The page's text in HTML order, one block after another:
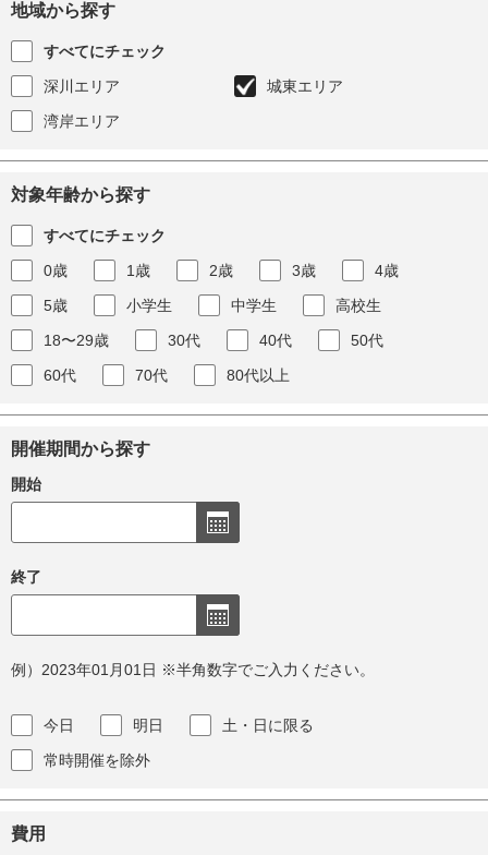
地域から探す
すべてにチェック
深川エリア
城東エリア
湾岸エリア
対象年齢から探す
すべてにチェック
0歳
1歳 2歳 3歳
4歳
5歳
小学生 中学生
高校生
18〜29歳
30代 40代
50代
60代
70代 80代以上
開催期間から探す
開始
終了
例）2023年01月01日 ※半角数字でご入力ください。
今日 明日
土・日に限る
常時開催を除外
費用